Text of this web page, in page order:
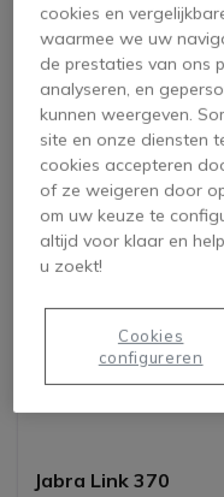
Jabra Link 370 MS
5 van 2
85,95 € ex. BTW -8%
Jabra Link 370
cookies en
waarmee we uw
de prestaties van ons
analyseren, en
kunnen weergeven.
site en onze diensten
cookies accepteren
of ze weigeren door
om uw keuze te
altijd voor klaar en
u zoekt!
Cookies
configureren